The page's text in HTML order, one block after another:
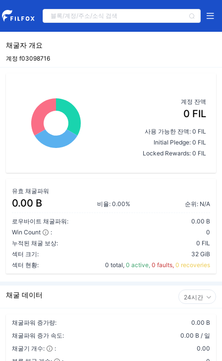
채굴자 개요
계정 f03098716
계정 잔액
0 FIL
사용 가능한 잔액: 0 FIL
Initial Pledge: 0 FIL
Locked Rewards: 0 FIL
유효 채굴파워
0.00 B 비율: 0.00% 순위: N/A
로우바이트 채굴파워:
0.00 B
Win Count
:
0
누적된 채굴 보상:
0 FIL
섹터 크기:
32 GiB
섹터 현황:
0 total, 0 active, 0 faults, 0 recoveries
채굴 데이터 24시간
채굴파워 증가량:
0.00 B
채굴파워 증가 속도:
0.00 B / 일
채굴기 개수:
:
0.00